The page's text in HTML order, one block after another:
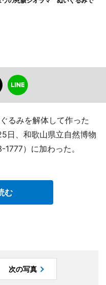
るみを解体して作った
日、和歌山県立自然博物
）に加わった。
む
次の写真